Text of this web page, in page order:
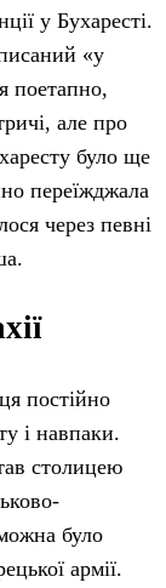
у Бухаресті.
«у
поетапно,
але про
було ще
переїжджала
через певні
постійно
і навпаки.
столицею
було
армії.